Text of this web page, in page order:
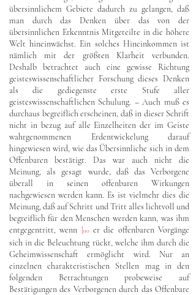
übersinnlichem Gebiete dadurch zu gelangen, daß
man durch das Denken über das von der
übersinnlichen Erkenntnis Mitgeteilte in die höhere
Welt hineinwächst. Ein solches Hineinkommen ist
nämlich mit der größten Klarheit verbunden.
Deshalb betrachtet auch eine gewisse Richtung
geisteswissenschaftlicher Forschung dieses Denken
als die gediegenste erste Stufe aller
geisteswissenschaftlichen Schulung. – Auch muß es
durchaus begreiflich erscheinen, daß in dieser Schrift
nicht in bezug auf alle Einzelheiten der im Geiste
wahrgenommenen Erdentwickelung darauf
hingewiesen wird, wie das Übersinnliche sich in dem
Offenbaren bestätigt. Das war auch nicht die
Meinung, als gesagt wurde, daß das Verborgene
überall in seinen offenbaren Wirkungen
nachgewiesen werden kann. Es ist vielmehr dies die
Meinung, daß auf Schritt und Tritt alles lichtvoll und
begreiflich für den Menschen werden kann, was ihm
entgegentritt, wenn
110er die offenbaren Vorgänge
sich in die Beleuchtung rückt, welche ihm durch die
Geheimwissenschaft ermöglicht wird. Nur an
einzelnen charakteristischen Stellen mag in den
folgenden Betrachtungen probeweise auf
Bestätigungen des Verborgenen durch das Offenbare